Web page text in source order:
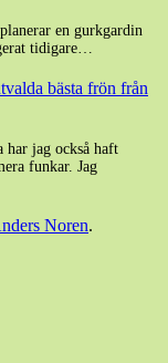
en gurkgardin
tidigare…
bästa frön från
har jag också haft
funkar. Jag
Noren.